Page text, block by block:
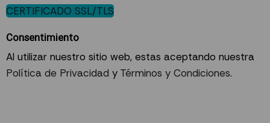
CERTIFICADO SSL/TLS
Consentimiento
Al utilizar nuestro sitio web, estas aceptando nuestra
Política de Privacidad y Términos y Condiciones.